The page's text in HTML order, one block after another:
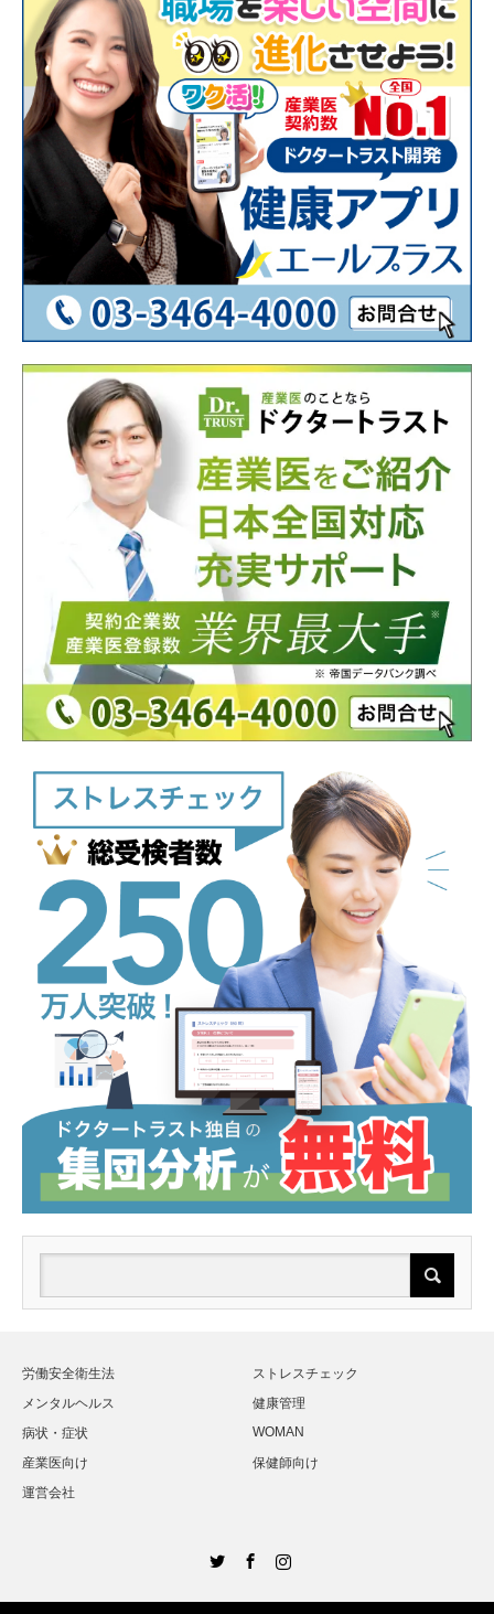
労働安全衛生法
ストレスチェック
メンタルヘルス
健康管理
病状・症状
WOMAN
産業医向け
保健師向け
運営会社